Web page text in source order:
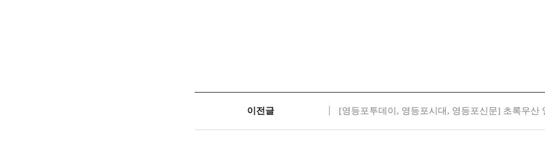
이전글 [영등포투데이, 영등포시대, 영등포신문] 초록우산